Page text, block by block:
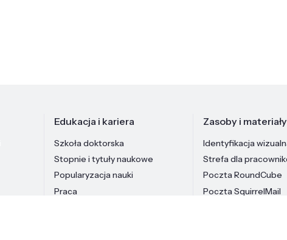
Edukacja i kariera
Szkoła doktorska
Stopnie i tytuły naukowe
Popularyzacja nauki
Praca
Zasoby i materiały
Identyfikacja
Strefa dla
Poczta RoundCube
Poczta SquirrelMail